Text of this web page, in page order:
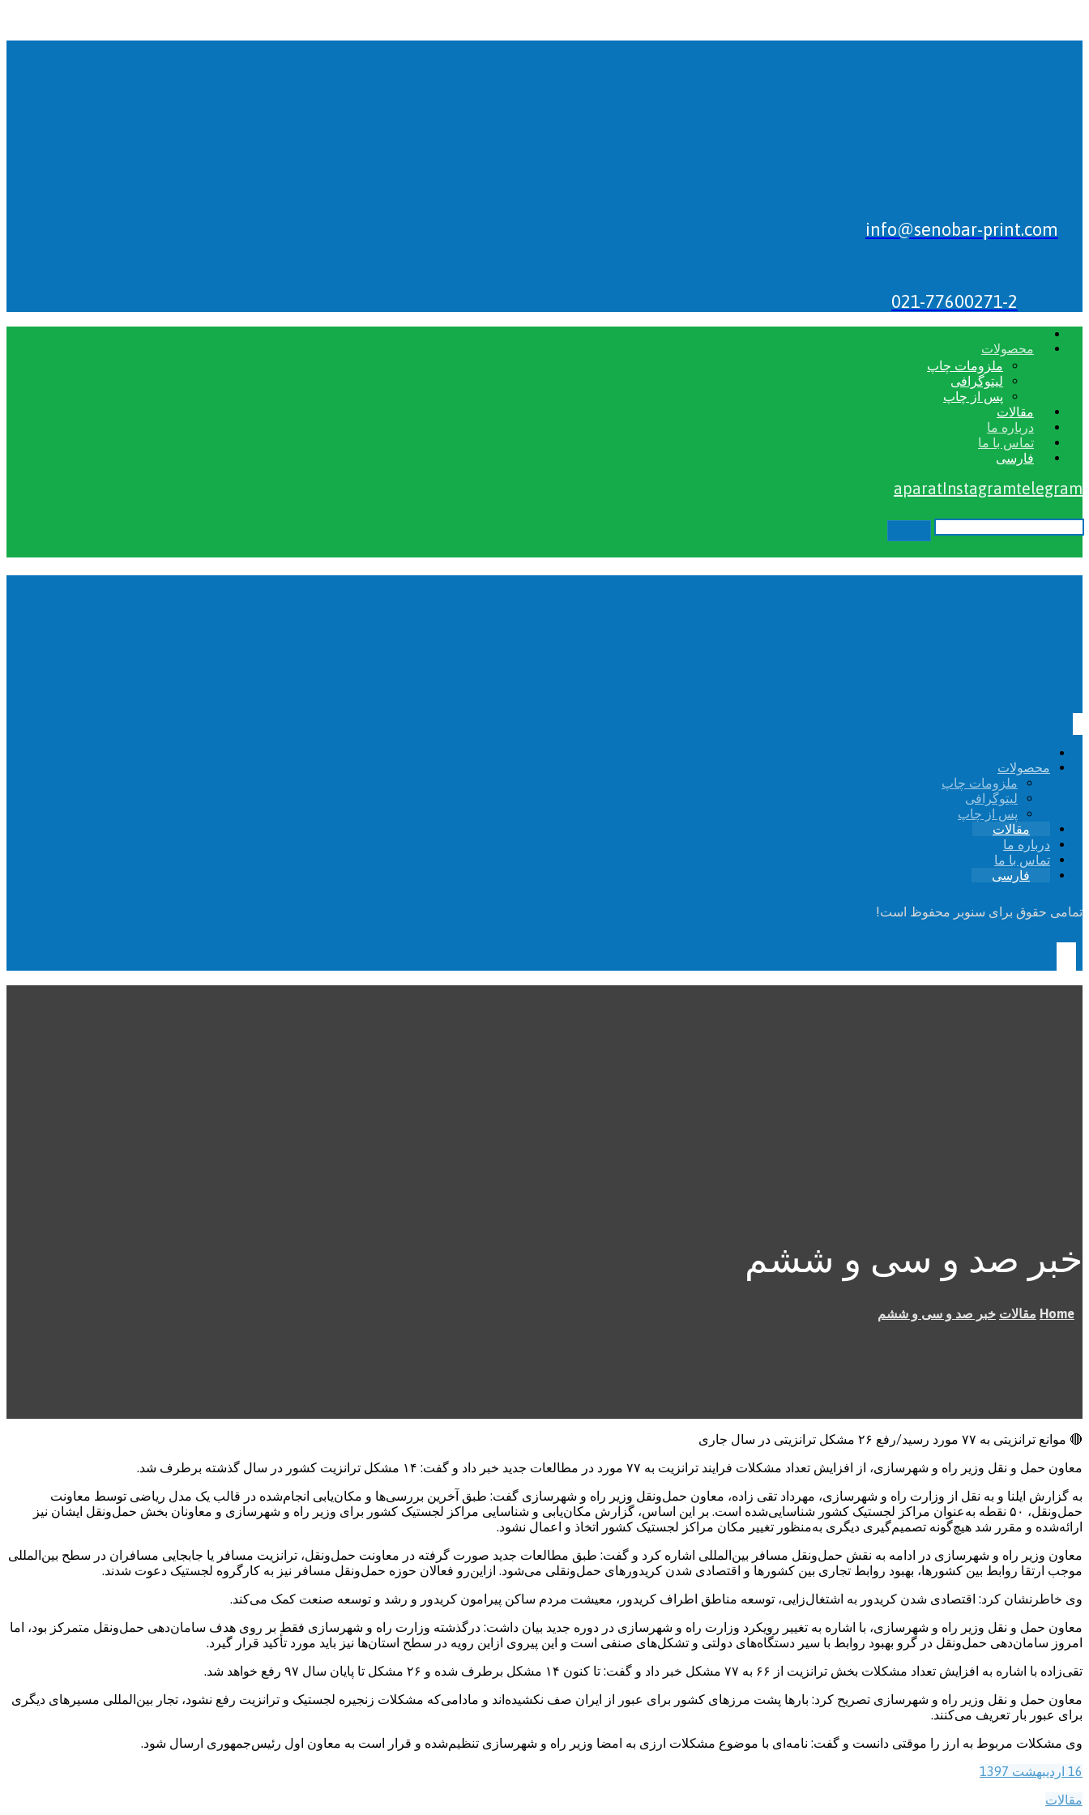
info@senobar-print.com
021-77600271-2
محصولات
ملزومات چاپ
لیتوگرافی
پس از چاپ
مقالات
درباره ما
تماس با ما
فارسی
aparatInstagramtelegram
محصولات
ملزومات چاپ
لیتوگرافی
پس از چاپ
مقالات
درباره ما
تماس با ما
فارسی
تمامی حقوق برای سنوبر محفوظ است!
خبر صد و سی و ششم
Home مقالات خبر صد و سی و ششم
🔴 موانع ترانزیتی به ۷۷ مورد رسید/رفع ۲۶ مشکل ترانزیتی در سال جاری
معاون حمل‌ و نقل وزیر راه و شهرسازی، از افزایش تعداد مشکلات فرایند ترانزیت به ۷۷ مورد در مطالعات جدید خبر داد و گفت: ۱۴ مشکل ترانزیت کشور در سال گذشته برطرف شد.
به گزارش ایلنا و به نقل از وزارت راه و شهرسازی، مهرداد تقی زاده، معاون حمل‌ونقل وزیر راه و شهرسازی گفت: طبق آخرین بررسی‌ها و مکان‌یابی انجام‌شده در قالب یک مدل ریاضی توسط معاونت
حمل‌ونقل، ۵۰ نقطه به‌عنوان مراکز لجستیک کشور شناسایی‌شده است. بر این اساس، گزارش مکان‌یابی و شناسایی مراکز لجستیک کشور برای وزیر راه و شهرسازی و معاونان بخش حمل‌ونقل ایشان نیز
ارائه‌شده و مقرر شد هیچ‌گونه تصمیم‌گیری دیگری به‌منظور تغییر مکان مراکز لجستیک کشور اتخاذ و اعمال نشود.
معاون وزیر راه و شهرسازی در ادامه به نقش حمل‌ونقل مسافر بین‌المللی اشاره کرد و گفت: طبق مطالعات جدید صورت گرفته در معاونت حمل‌ونقل، ترانزیت مسافر یا جابجایی مسافران در سطح بین‌المللی
موجب ارتقا روابط بین کشورها، بهبود روابط تجاری بین کشورها و اقتصادی شدن کریدورهای حمل‌ونقلی می‌شود. ازاین‌رو فعالان حوزه حمل‌ونقل مسافر نیز به کارگروه لجستیک دعوت شدند.
وی خاطرنشان کرد: اقتصادی شدن کریدور به اشتغال‌زایی، توسعه مناطق اطراف کریدور، معیشت مردم ساکن پیرامون کریدور و رشد و توسعه صنعت کمک می‌کند.
معاون حمل‌ و نقل وزیر راه و شهرسازی، با اشاره به تغییر رویکرد وزارت راه و شهرسازی در دوره جدید بیان داشت: درگذشته وزارت راه و شهرسازی فقط بر روی هدف سامان‌دهی حمل‌ونقل متمرکز بود، ‌اما
امروز سامان‌دهی حمل‌ونقل در گرو بهبود روابط با سیر دستگاه‌های دولتی و تشکل‌های صنفی است و این پیروی ازاین ‌رویه در سطح استان‌ها نیز باید مورد تأکید قرار گیرد.
تقی‌زاده با اشاره به افزایش تعداد مشکلات بخش ترانزیت از ۶۶ به ۷۷ مشکل خبر داد و گفت: تا کنون ۱۴ مشکل برطرف شده و ۲۶ مشکل تا پایان سال ۹۷ رفع خواهد شد.
معاون حمل‌ و نقل وزیر راه و شهرسازی تصریح کرد: بارها پشت مرزهای کشور برای عبور از ایران صف نکشیده‌اند و مادامی‌که مشکلات زنجیره لجستیک و ترانزیت رفع نشود، تجار بین‌المللی مسیرهای دیگری
برای عبور بار تعریف می‌کنند.
وی مشکلات مربوط به ارز را موقتی دانست و گفت: نامه‌ای با موضوع مشکلات ارزی به امضا وزیر راه و شهرسازی تنظیم‌شده و قرار است به معاون اول رئیس‌جمهوری ارسال شود.
16 اردیبهشت 1397
مقالات